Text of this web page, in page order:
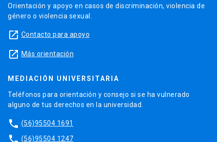
Orientación y apoyo en casos de discriminación, violencia de
género o violencia sexual.
launch Contacto para apoyo
launch Más orientación
MEDIACIÓN UNIVERSITARIA
Teléfonos para orientación y consejo si se ha vulnerado
alguno de tus derechos en la universidad.
phone (56)95504 1691
phone (56)95504 1247